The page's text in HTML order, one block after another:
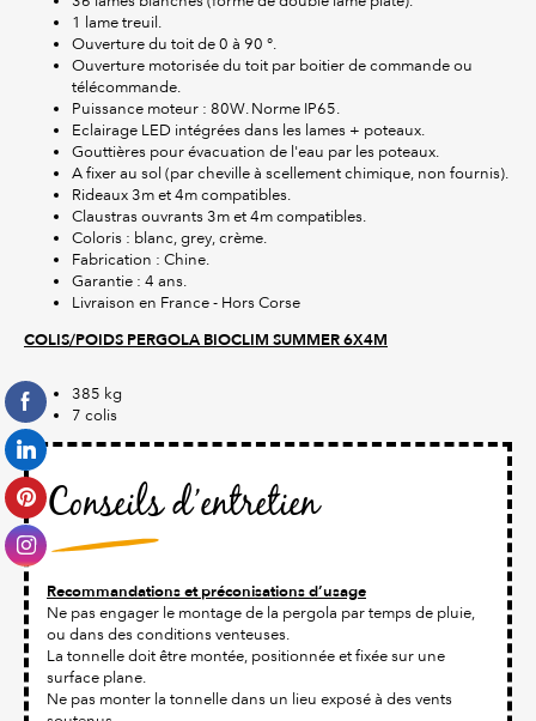
1 lame treuil.
Ouverture du toit de 0 à 90 °.
Ouverture motorisée du toit par boitier de commande ou
télécommande.
Puissance moteur : 80W. Norme IP65.
Eclairage LED intégrées dans les lames + poteaux.
Gouttières pour évacuation de l'eau par les poteaux.
A fixer au sol (par cheville à scellement chimique, non fournis).
Rideaux 3m et 4m compatibles.
Claustras ouvrants 3m et 4m compatibles.
Coloris : blanc, grey, crème.
Fabrication : Chine.
Garantie : 4 ans.
Livraison en France - Hors Corse
COLIS/POIDS PERGOLA BIOCLIM SUMMER 6X4M
385 kg
7 colis
Conseils d’entretien
Recommandations et préconisations d’usage
Ne pas engager le montage de la pergola par temps de pluie,
ou dans des conditions venteuses.
La tonnelle doit être montée, positionnée et fixée sur une
surface plane.
Ne pas monter la tonnelle dans un lieu exposé à des vents